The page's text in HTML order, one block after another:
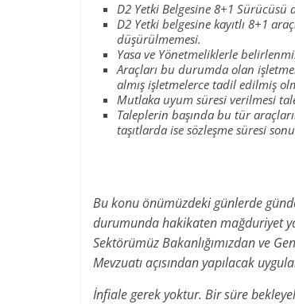
D2 Yetki Belgesine 8+1
D2 Yetki belgesine kayıtlı 8+1
düşürülmemesi.
Yasa ve Yönetmeliklerle
Araçları bu durumda olan
almış işletmelerce tadil edilmiş
Mutlaka uyum süresi verilmesi
Taleplerin başında bu tür
taşıtlarda ise sözleşme süresi
Bu konu önümüzdeki günlerde
durumunda hakikaten mağduriyet
Sektörümüz Bakanlığımızdan ve
Mevzuatı açısından yapılacak
İnfiale gerek yoktur. Bir süre